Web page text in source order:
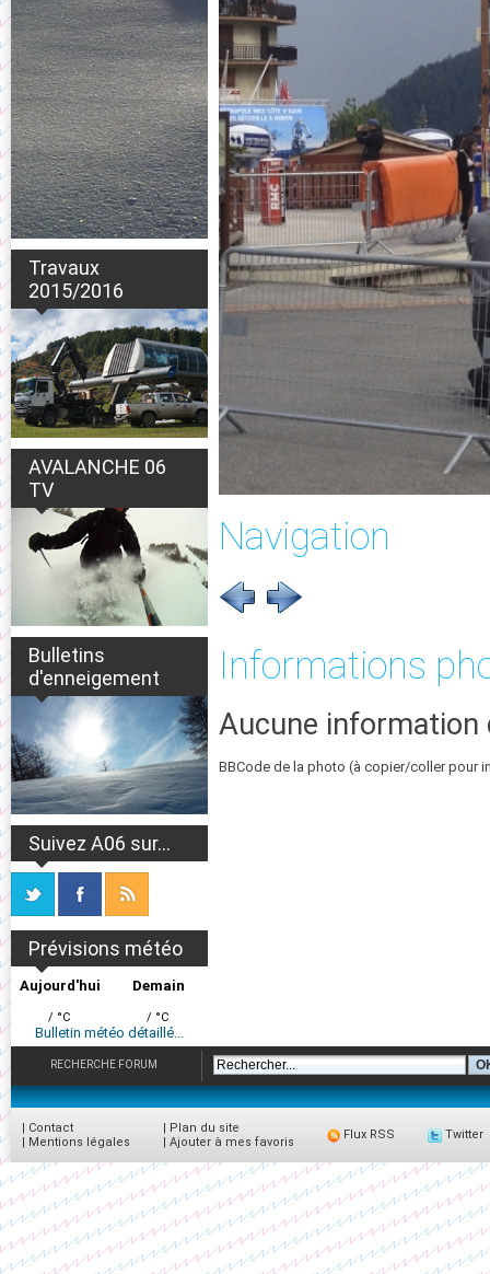
Travaux
2015/2016
AVALANCHE 06
TV
Bulletins
d'enneigement
Suivez A06 sur...
Prévisions météo
Aujourd'hui
/ °C
Demain
/ °C
Bulletin météo détaillé...
Navigation
Informations
Aucune information
BBCode de la photo (à copier/coller pour
RECHERCHE FORUM
| Contact
| Mentions légales
| Plan du site
| Ajouter à mes favoris
Flux RSS Twitter